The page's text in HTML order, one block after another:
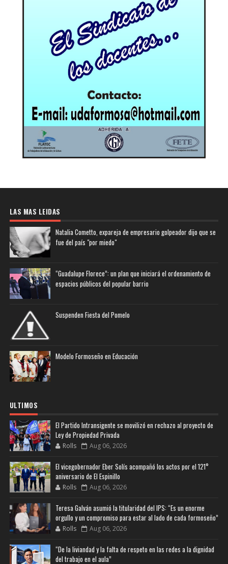
LAS MAS LEIDAS
Natalia Cometto, expareja de empresario golpeador dijo que se
fue del país "por miedo"
“Guadalupe Florece”: un plan que iniciará el ordenamiento de
espacios públicos del popular barrio
Suspenden Fiesta del Pomelo
Modelo Formoseño en Educación
ULTIMOS
El Partido Intransigente se movilizó en rechazo al proyecto de
Ley de Propiedad Privada
Rolls Aug 06, 2026
El vicegobernador Eber Solís acompañó los actos por el 121°
aniversario de El Espinillo
Rolls Aug 06, 2026
Teresa Galván asumió la titularidad del IPS: “Es un enorme
orgullo y un compromiso para estar al lado de cada formoseño”
Rolls Aug 06, 2026
“De la liviandad y la falta de respeto en las redes a la dignidad
del trabajo en el aula”